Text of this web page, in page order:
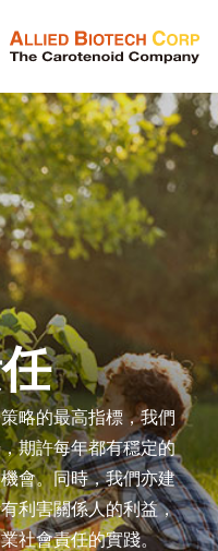
EN
CH
Clear
Carotenal
Q10
略的最高指標，我們
期許每年都有穩定的
會。同時，我們亦建
利害關係人的利益，
社會責任的實踐。